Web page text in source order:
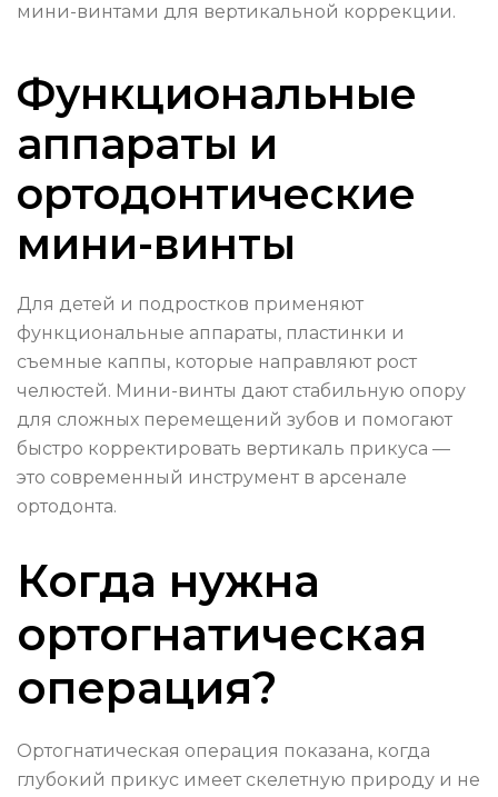
мини-винтами для вертикальной коррекции.
Функциональные
аппараты и
ортодонтические
мини-винты
Для детей и подростков применяют
функциональные аппараты, пластинки и
съемные каппы, которые направляют рост
челюстей. Мини-винты дают стабильную опору
для сложных перемещений зубов и помогают
быстро корректировать вертикаль прикуса —
это современный инструмент в арсенале
ортодонта.
Когда нужна
ортогнатическая
операция?
Ортогнатическая операция показана, когда
глубокий прикус имеет скелетную природу и не